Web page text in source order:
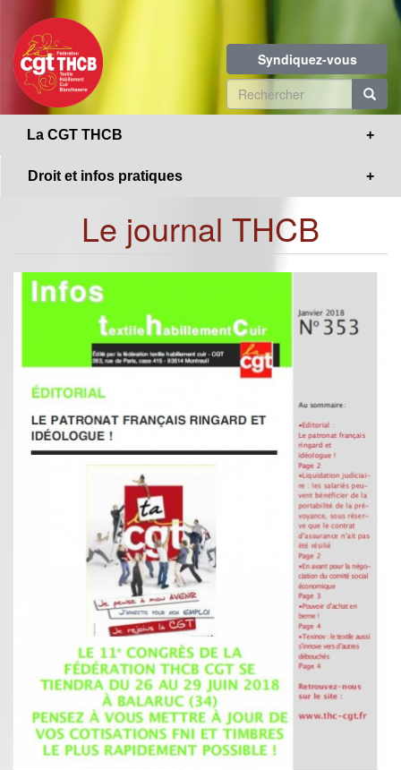
contenu
principal
Syndiquez-vous
Formulaire
de
La CGT THCB
Droit et infos pratiques
Le journal THCB